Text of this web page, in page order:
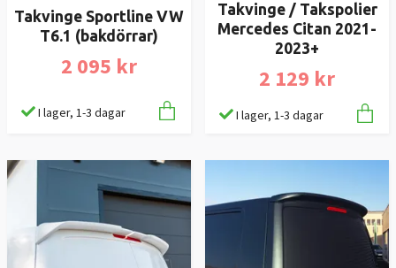
Takvinge Sportline VW
T6.1 (bakdörrar)
2 095 kr
I lager, 1-3 dagar
Takvinge / Takspolier
Mercedes Citan 2021-
2023+
2 129 kr
I lager, 1-3 dagar